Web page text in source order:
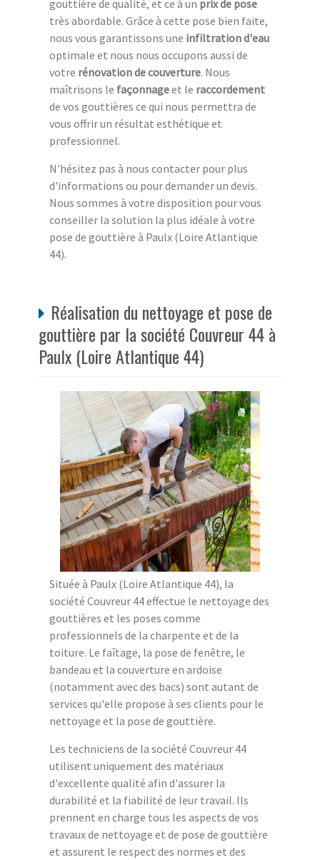
gouttière de qualité, et ce à un prix de pose
très abordable. Grâce à cette pose bien faite,
nous vous garantissons une infiltration d'eau
optimale et nous nous occupons aussi de
votre rénovation de couverture. Nous
maîtrisons le façonnageet le raccordement
de vos gouttières ce qui nous permettra de
vous offrir un résultat esthétique et
professionnel.
N'hésitez pas à nous contacter pour plus
d'informations ou pour demander un devis.
Nous sommes à votre disposition pour vous
conseiller la solution la plus idéale à votre
pose de gouttière à Paulx (Loire Atlantique
44).
Réalisation du nettoyage et pose de
gouttière par la société Couvreur 44 à
Paulx (Loire Atlantique 44)
Située à Paulx (Loire Atlantique 44), la
société Couvreur 44 effectue le nettoyage des
gouttières et les poses comme
professionnels de la charpente et de la
toiture. Le faîtage, la pose de fenêtre, le
bandeau et la couverture en ardoise
(notamment avec des bacs) sont autant de
services qu'elle propose à ses clients pour le
nettoyage et la pose de gouttière.
Les techniciens de la société Couvreur 44
utilisent uniquement des matériaux
d'excellente qualité afin d'assurer la
durabilité et la fiabilité de leur travail. Ils
prennent en charge tous les aspects de vos
travaux de nettoyage et de pose de gouttière
et assurent le respect des normes et des